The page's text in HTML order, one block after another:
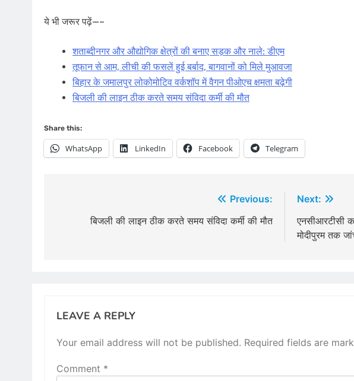
ये भी जरूर पढ़ें—–
शताब्दीनगर और औद्योगिक क्षेत्रों की बनाए सड़क और नाले: डीएम
तूफान से आम, लीची की फसलें हुई बर्बाद, बागवानों को मिले मुआवजा
बिहार के जमालपुर लोकोमोटिव वर्कशॉप में वैगन पीओएच क्षमता बढ़ेगी
बिजली की लाइन ठीक करते समय संविदा कर्मी की मौत
Share this:
WhatsApp LinkedIn Facebook Telegram
navigation
Previous:
बिजली की लाइन ठीक करते समय संविदा कर्मी की मौत
Next:
एनसीआरटीसी
मोदीपुरम तक
LEAVE A REPLY
Your email address will not be published. Required fields are
Comment *